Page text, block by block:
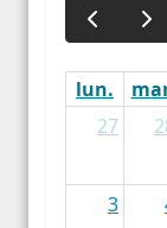
lun.
27
3